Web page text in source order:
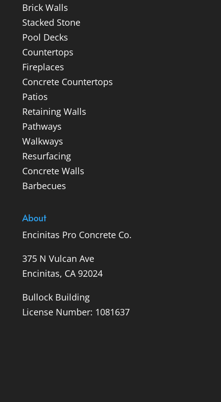
Brick Walls
Stacked Stone
Pool Decks
Countertops
Fireplaces
Concrete Countertops
Patios
Retaining Walls
Pathways
Walkways
Resurfacing
Concrete Walls
Barbecues
About
Encinitas Pro Concrete Co.
375 N Vulcan Ave
Encinitas, CA 92024
Bullock Building
License Number: 1081637